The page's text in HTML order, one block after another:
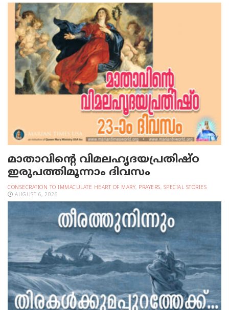
മാതാവിന്റെ വിമലഹൃദയപ്രതിഷ്ഠ
ഇരുപത്തിമൂന്നാം ദിവസം
CONSECRATION TO IMMACULATE HEART OF MARY, PRAYERS, SPECIAL STORIES
AUGUST 6, 2026